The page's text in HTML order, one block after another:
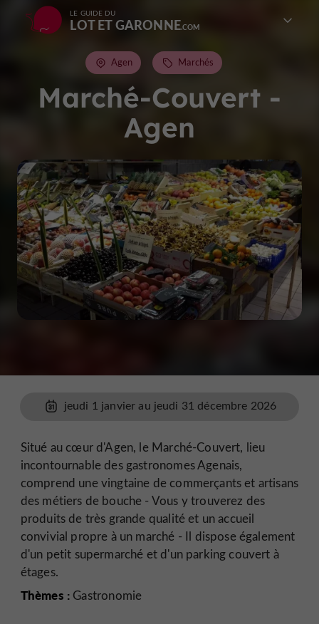
LE GUIDE DU
LOT ET GARONNE
Marché-Couvert -
Agen
Agen Marchés
jeudi 1 janvier au jeudi 31 décembre 2026
Situé au cœur d'Agen, le Marché-Couvert, lieu
incontournable des gastronomes Agenais,
comprend une vingtaine de commerçants et artisans
des métiers de bouche - Vous y trouverez des
produits de très grande qualité et un accueil
convivial propre à un marché - Il dispose également
d'un petit supermarché et d'un parking couvert à
étages.
Thèmes : Gastronomie